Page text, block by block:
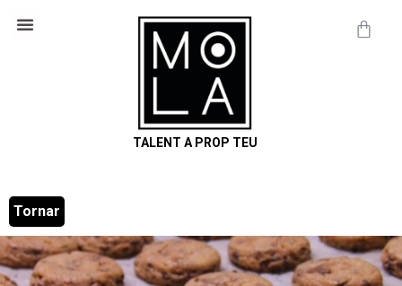
TALENT A PROP TEU
Tornar